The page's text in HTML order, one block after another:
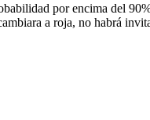
por encima del
a roja, no habrá